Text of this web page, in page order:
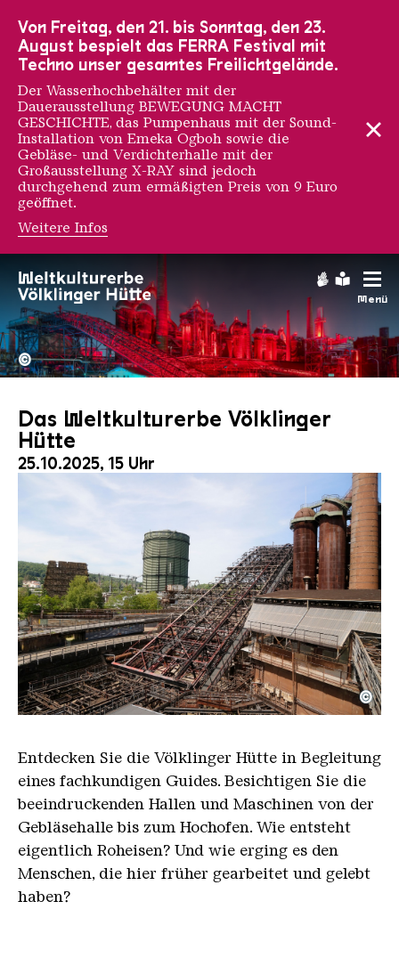
Menü
Hochofengruppe in Rot
Copyright:
©
Das Weltkulturerbe Völklinger
Hütte
25.10.2025, 15 Uhr
Der Erzschrägaufzug der Völklinger Hütte mit
Copyright: Weltkulturerbe Völklinger Hütte | Karl
©
Entdecken Sie die Völklinger Hütte in Begleitung
eines fachkundigen Guides. Besichtigen Sie die
beeindruckenden Hallen und Maschinen von der
Gebläsehalle bis zum Hochofen. Wie entsteht
eigentlich Roheisen? Und wie erging es den
Menschen, die hier früher gearbeitet und gelebt
haben?
Von Freitag, den 21. bis Sonntag, den 23.
August bespielt das FERRA Festival mit
Techno unser gesamtes Freilichtgelände.
Der Wasserhochbehälter mit der
Dauerausstellung BEWEGUNG MACHT
GESCHICHTE, das Pumpenhaus mit der Sound-
Installation von Emeka Ogboh sowie die
Gebläse- und Verdichterhalle mit der
Großausstellung X-RAY sind jedoch
durchgehend zum ermäßigten Preis von 9 Euro
geöffnet.
Weitere Infos